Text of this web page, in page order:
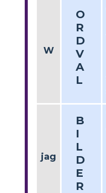
W
O
R
D
V
A
L
jag
B
I
L
D
E
R